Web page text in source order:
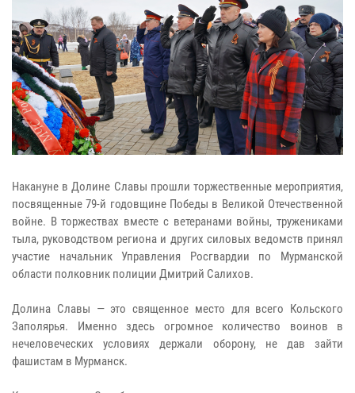
Накануне в Долине Славы прошли торжественные мероприятия,
посвященные 79-й годовщине Победы в Великой Отечественной
войне. В торжествах вместе с ветеранами войны, тружениками
тыла, руководством региона и других силовых ведомств принял
участие начальник Управления Росгвардии по Мурманской
области полковник полиции Дмитрий Салихов.
Долина Славы — это священное место для всего Кольского
Заполярья. Именно здесь огромное количество воинов в
нечеловеческих условиях держали оборону, не дав зайти
фашистам в Мурманск.